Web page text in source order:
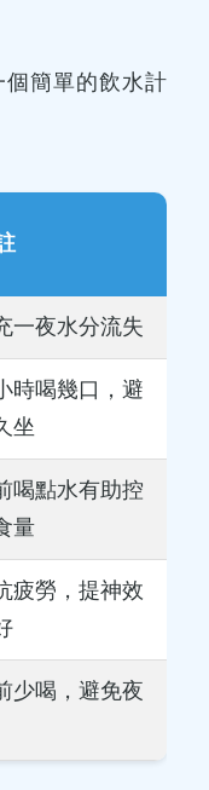
簡單的飲水計
一夜水分流失
時喝幾口，避
坐
喝點水有助控
量
疲勞，提神效
少喝，避免夜